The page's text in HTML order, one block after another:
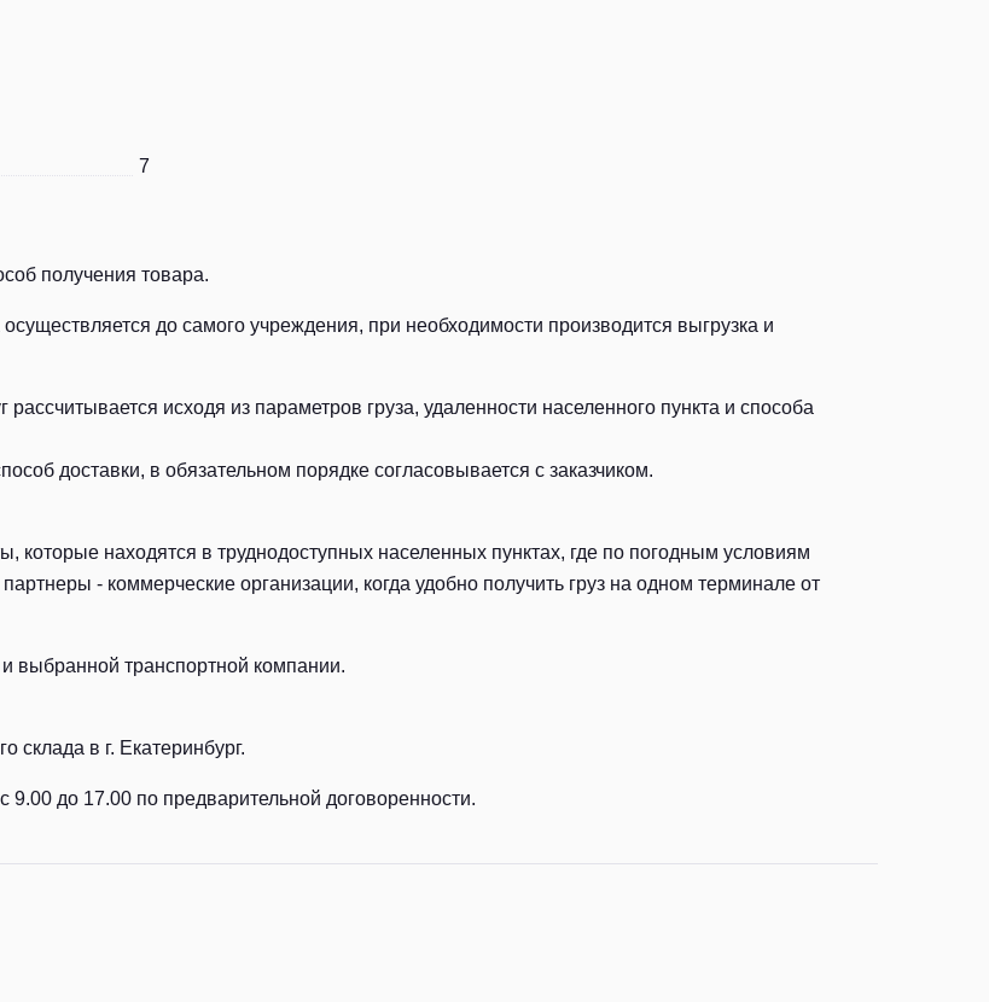
7
получения товара.
до самого учреждения, при необходимости производится выгрузка и
исходя из параметров груза, удаленности населенного пункта и способа
доставки, в обязательном порядке согласовывается с заказчиком.
находятся в труднодоступных населенных пунктах, где по погодным условиям
- коммерческие организации, когда удобно получить груз на одном терминале от
выбранной транспортной компании.
склада в г. Екатеринбург.
9.00 до 17.00 по предварительной договоренности.